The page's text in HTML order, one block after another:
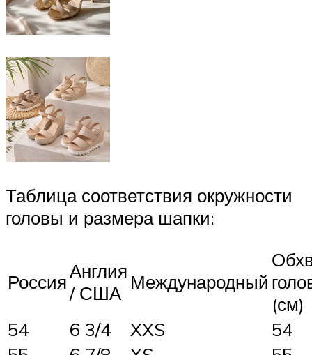
Таблица соответствия окружности
головы и размера шапки:
РоссияАнглия
/ США Международный
(см)
54
6 3/4 XXS
54